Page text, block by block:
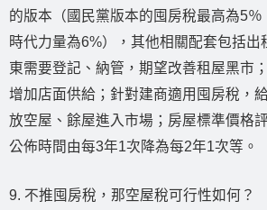
的版本（國民黨版本的囤房稅最高為5％
時代力量為6%），其他相關配套包括出
東需要登記、納管，期望改善租屋黑市
增加店面供給；針對建商適用囤房稅，
放空屋、餘屋進入市場；房屋標準價格
公佈時間由每3年1次降為每2年1次等。
9. 不推囤房稅，那空屋稅可行性如何？